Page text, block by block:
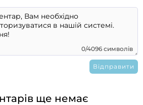
0/4096 символів
ще немає